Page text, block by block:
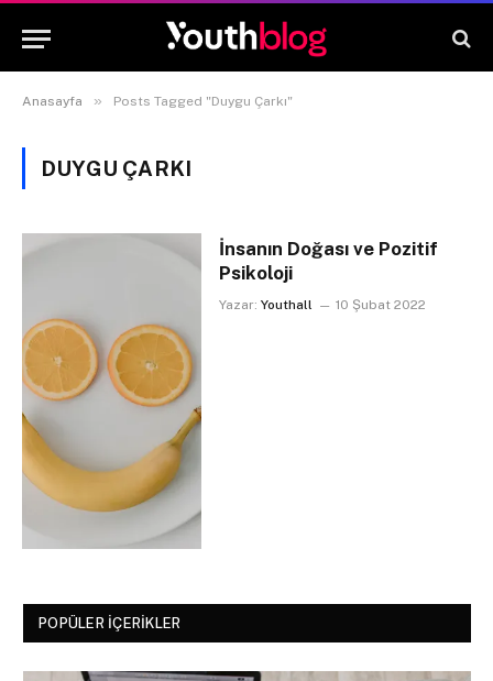
Anasayfa » Posts Tagged "Duygu Çarkı"
DUYGU ÇARKI
İnsanın Doğası ve Pozitif
Psikoloji
Yazar: Youthall 10 Şubat 2022
POPÜLER İÇERIKLER